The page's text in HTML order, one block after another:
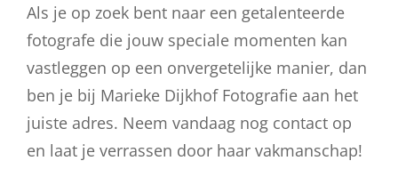
Als je op zoek bent naar een getalenteerde
fotografe die jouw speciale momenten kan
vastleggen op een onvergetelijke manier, dan
ben je bij Marieke Dijkhof Fotografie aan het
juiste adres. Neem vandaag nog contact op
en laat je verrassen door haar vakmanschap!